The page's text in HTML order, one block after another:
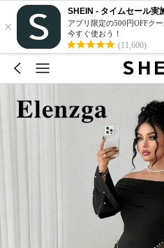
×
SHEIN - タイムセール実
アプリ限定の500円OFFクー
今すぐ使おう！
(11,600)